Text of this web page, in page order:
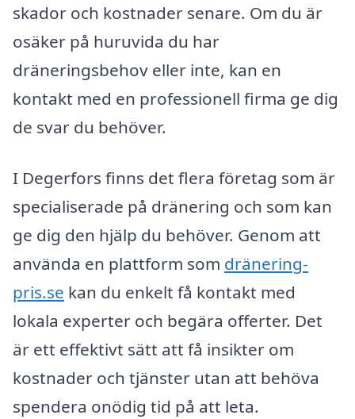
skador och kostnader senare. Om du är
osäker på huruvida du har
dräneringsbehov eller inte, kan en
kontakt med en professionell firma ge dig
de svar du behöver.
I Degerfors finns det flera företag som är
specialiserade på dränering och som kan
ge dig den hjälp du behöver. Genom att
använda en plattform som dränering-
pris.se kan du enkelt få kontakt med
lokala experter och begära offerter. Det
är ett effektivt sätt att få insikter om
kostnader och tjänster utan att behöva
spendera onödig tid på att leta.